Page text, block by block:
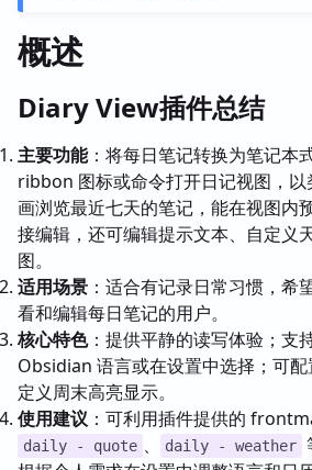
概述
Diary View插件总结
主要功能：将每日笔记转换为笔记本
ribbon 图标或命令打开日记视图，以
画浏览最近七天的笔记，能在视图内
接编辑，还可编辑提示文本、自定义
图。
适用场景 ：适合有记录日常习惯，希
看和编辑每日笔记的用户。
核心特色：提供平静的读写体验；支
Obsidian 语言或在设置中选择；可
定义周末高亮显示。
使用建议 ：可利用插件提供的
daily - quote 、 daily - weather